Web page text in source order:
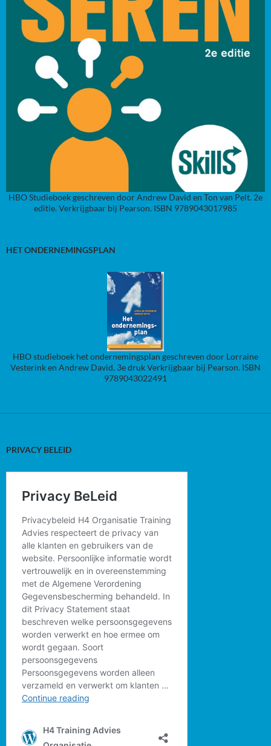
HBO Studieboek geschreven door Andrew David en Ton van Pelt. 2e
editie. Verkrijgbaar bij Pearson. ISBN 9789043017985
HET ONDERNEMINGSPLAN
HBO studieboek het ondernemingsplan geschreven door Lorraine
Vesterink en Andrew David. 3e druk Verkrijgbaar bij Pearson. ISBN
9789043022491
PRIVACY BELEID